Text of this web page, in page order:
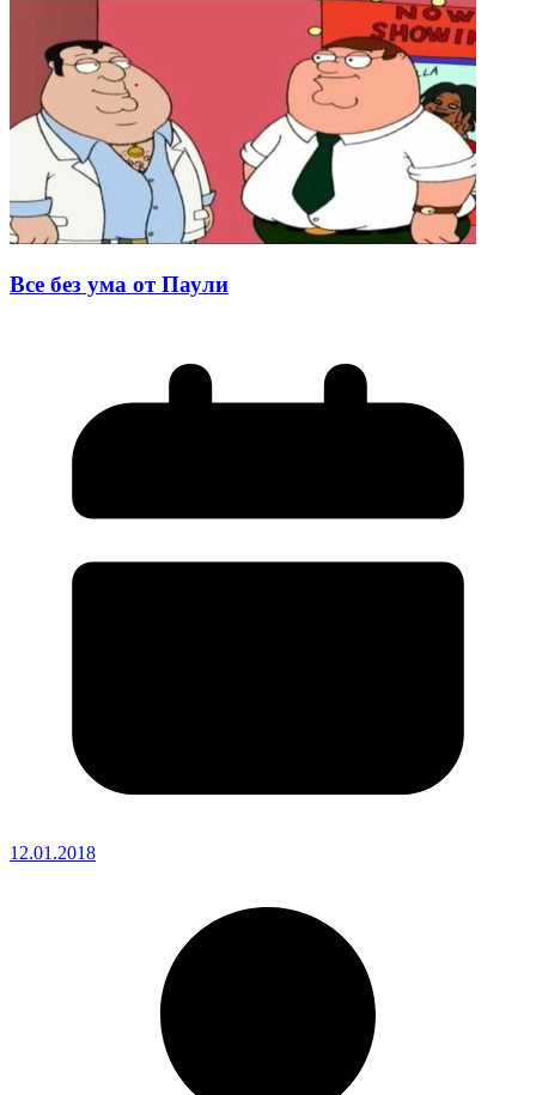
Все без ума от Паули
12.01.2018